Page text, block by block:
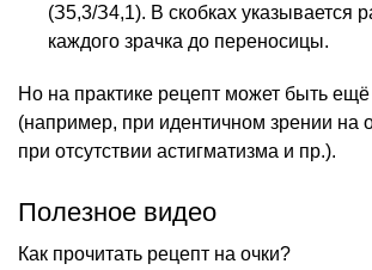
(З5,3/З4,1). В скобках указывается
каждого зрачка до переносицы.
Но на практике рецепт может быть
(например, при идентичном зрении на
при отсутствии астигматизма и пр.).
Полезное видео
Как прочитать рецепт на очки?